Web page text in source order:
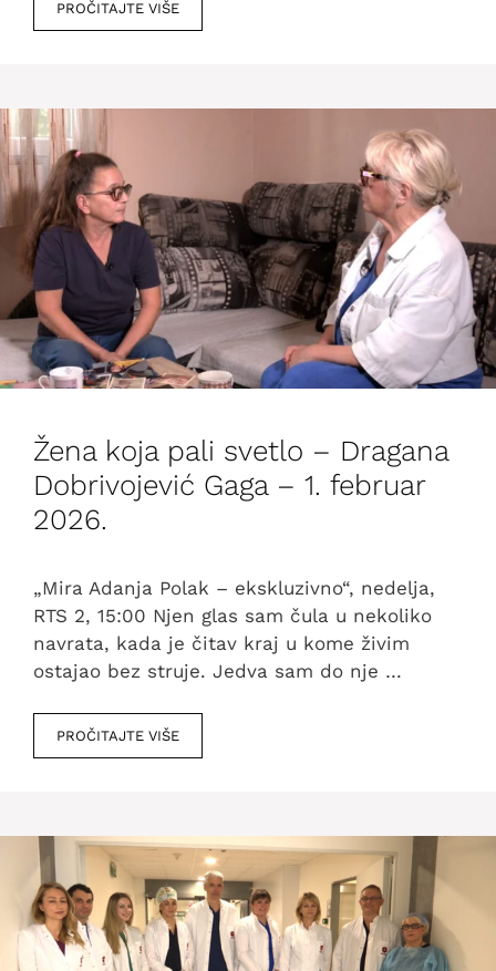
PROČITAJTE VIŠE
Žena koja pali svetlo – Dragana
Dobrivojević Gaga – 1. februar
2026.
„Mira Adanja Polak – ekskluzivno“, nedelja,
RTS 2, 15:00 Njen glas sam čula u nekoliko
navrata, kada je čitav kraj u kome živim
ostajao bez struje. Jedva sam do nje …
PROČITAJTE VIŠE